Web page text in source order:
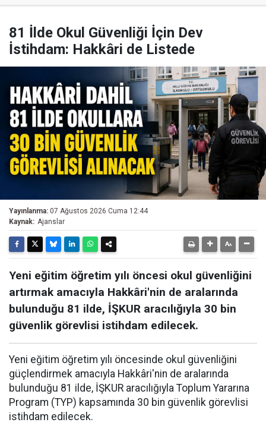
81 İlde Okul Güvenliği İçin Dev
İstihdam: Hakkâri de Listede
Yayınlanma: 07 Ağustos 2026 Cuma 12:44
Kaynak: Ajanslar
Yeni eğitim öğretim yılı öncesi okul güvenliğini
artırmak amacıyla Hakkâri'nin de aralarında
bulunduğu 81 ilde, İŞKUR aracılığıyla 30 bin
güvenlik görevlisi istihdam edilecek.
Yeni eğitim öğretim yılı öncesinde okul güvenliğini
güçlendirmek amacıyla Hakkâri'nin de aralarında
bulunduğu 81 ilde, İŞKUR aracılığıyla Toplum Yararına
Program (TYP) kapsamında 30 bin güvenlik görevlisi
istihdam edilecek.